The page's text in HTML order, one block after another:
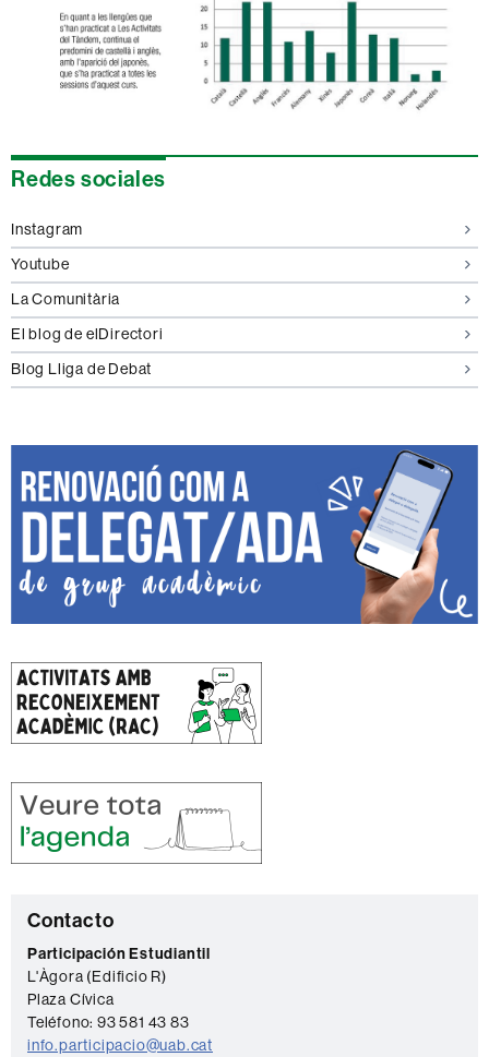
Información
Redes sociales
Instagram
Youtube
La Comunitària
El blog de elDirectori
Blog Lliga de Debat
C
o
n
t
Contacto
Participación Estudiantil
L'Àgora (Edificio R)
Plaza Cívica
Teléfono: 93 581 43 83
info.participacio@uab.cat